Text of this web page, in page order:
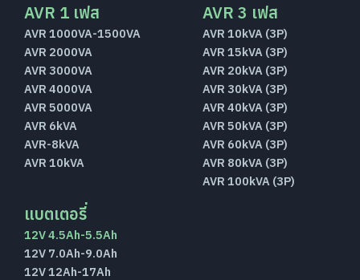
AVR 1 เฟส
AVR 1000VA-1500VA
AVR 2000VA
AVR 3000VA
AVR 4000VA
AVR 5000VA
AVR 6kVA
AVR-8kVA
AVR 10kVA
AVR 3 เฟส
AVR 10kVA (3P)
AVR 15kVA (3P)
AVR 20kVA (3P)
AVR 30kVA (3P)
AVR 40kVA (3P)
AVR 50kVA (3P)
AVR 60kVA (3P)
AVR 80kVA (3P)
AVR 100kVA (3P)
แบตเตอรี่
12V 4.5Ah-5.5Ah
12V 7.0Ah-9.0Ah
12V 12Ah-17Ah